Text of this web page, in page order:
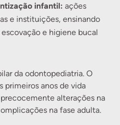
infantil: ações
e instituições, ensinando
e higiene bucal
da odontopediatria. O
primeiros anos de vida
alterações na
na fase adulta.